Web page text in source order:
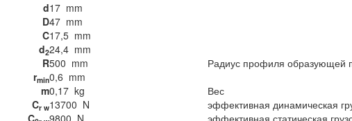
d17 mm
D47 mm
C17,5 mm
d224,4 mm
R500 mm
Радиус профиля образующей
rmin0,6 mm
m0,17 kg
Вес
Cr w13700 N
эффективная динамическая
C
9800 N
эффективная статическая